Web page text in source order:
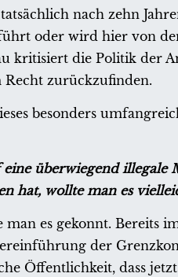
nach zehn
oder wird hier von
kritisiert die Politik der
zurückzufinden.
besonders
überwiegend illegale
hat, wollte man es
es gekonnt. Bereits
der
Öffentlichkeit, dass